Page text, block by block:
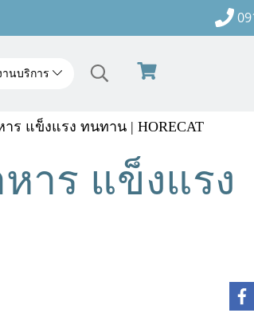
านบริการ
ร แข็งแรง ทนทาน | HORECAT
าร แข็งแรง